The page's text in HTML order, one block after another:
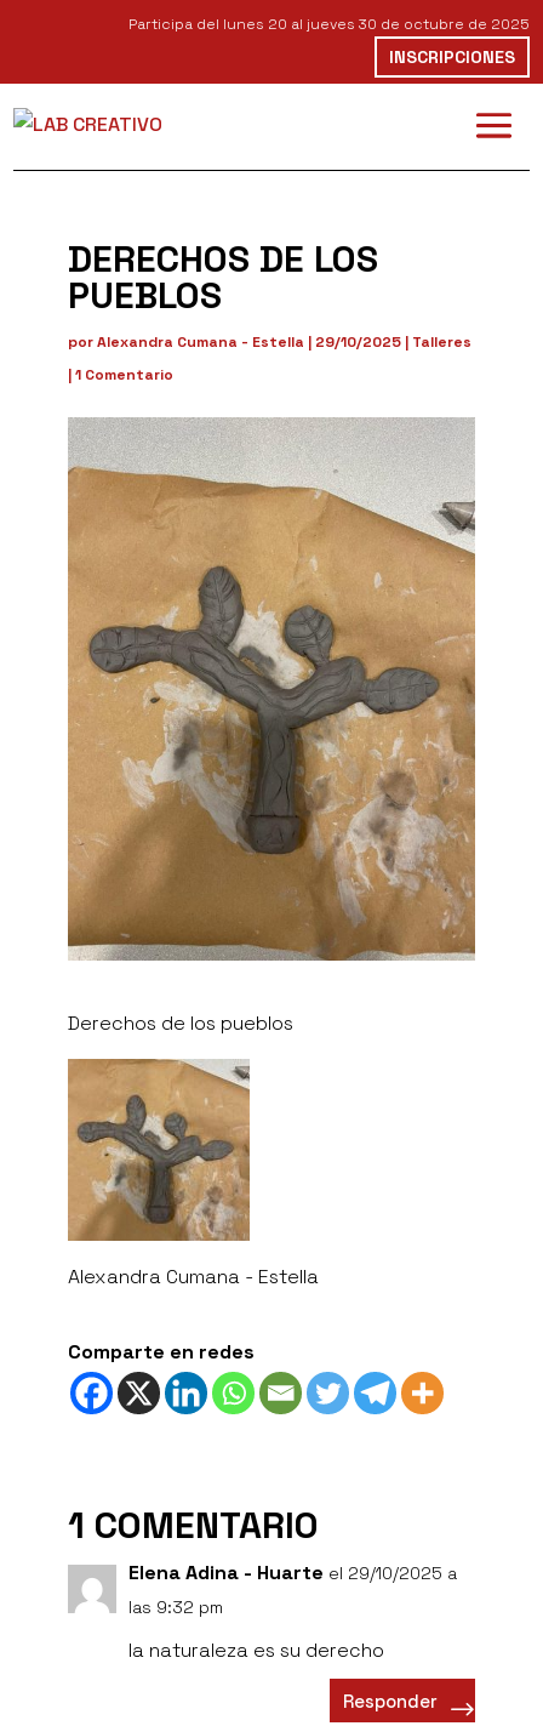
Participa del lunes 20 al jueves 30 de octubre de 2025
INSCRIPCIONES
DERECHOS DE LOS
PUEBLOS
porAlexandra Cumana - Estella | 29/10/2025 | Talleres
|1 Comentario
Derechos de los pueblos
Alexandra Cumana - Estella
Comparte en redes
1 COMENTARIO
Elena Adina - Huarte el 29/10/2025 a
las 9:32 pm
la naturaleza es su derecho
Responder